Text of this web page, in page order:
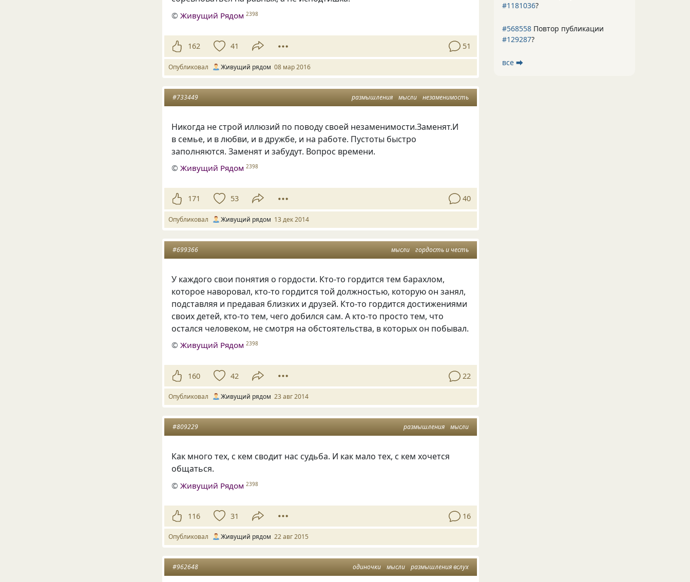
©Живущий Рядом 2398
162 41 51
Опубликовал Живущий рядом 08 мар 2016
размышления мысли незаменимость
#733449
Никогда не строй иллюзий по поводу своей незаменимости.Заменят.И
в семье, и в любви, и в дружбе, и на работе. Пустоты быстро
заполняются. Заменят и забудут. Вопрос времени.
©Живущий Рядом 2398
171 53 40
Опубликовал Живущий рядом 13 дек 2014
мысли гордость и честь
#699366
У каждого свои понятия о гордости. Кто-то гордится тем барахлом,
которое наворовал, кто-то гордится той должностью, которую он занял,
подставляя и предавая близких и друзей. Кто-то гордится достижениями
своих детей, кто-то тем, чего добился сам. А кто-то просто тем, что
остался человеком, не смотря на обстоятельства, в которых он побывал.
©Живущий Рядом 2398
160 42 22
Опубликовал Живущий рядом 23 авг 2014
размышления мысли
#809229
Как много тех, с кем сводит нас судьба. И как мало тех, с кем хочется
общаться.
©Живущий Рядом 2398
116 31 16
Опубликовал Живущий рядом 22 авг 2015
одиночки мысли размышления вслух
#962648
#1181036?
#568558 Повтор публикации
#129287?
все ⮕